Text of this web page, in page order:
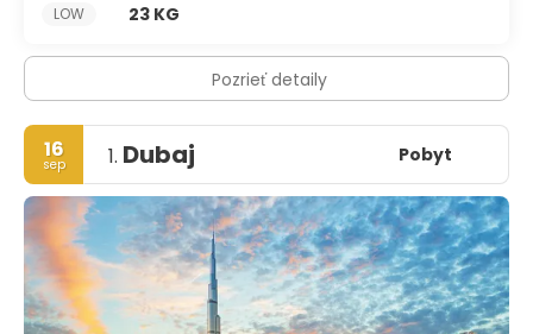
LOW
23 KG
Pozrieť detaily
16
sep 1. Dubaj Pobyt